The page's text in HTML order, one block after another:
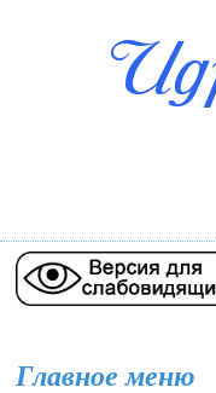
Главное меню